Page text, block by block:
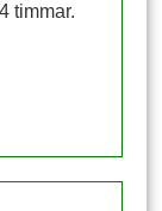
timmar.